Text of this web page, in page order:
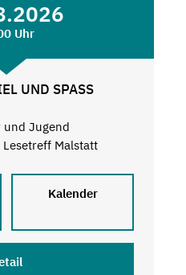
Uhr
UND SPASS
und Jugend
Malstatt
Kalender